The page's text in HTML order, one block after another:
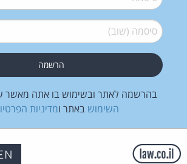
סיסמה (שוב)*
בהרשמה לאתר ובשימוש בו אתה מאשר
השימוש באתר ומדיניות